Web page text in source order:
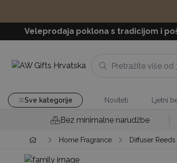
Veleprodaja poklona s tradicijom i
Sve kategorije Noviteti Ljetni
Bez minimalne narudžbe
Home Fragrance Diffuser